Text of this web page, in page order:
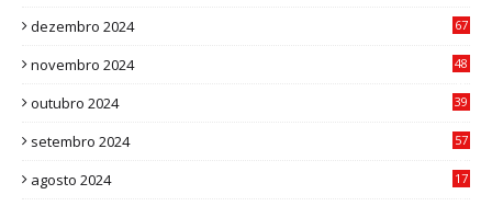
dezembro 2024
67
novembro 2024
48
outubro 2024
39
setembro 2024
57
agosto 2024
17